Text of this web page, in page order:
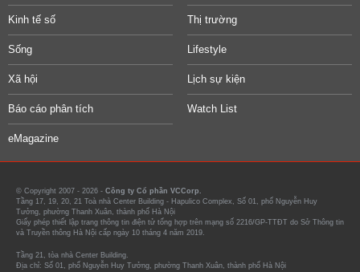
Kinh tế số Thị trường
Sống Lifestyle
Xã hội Lịch sự kiện
Báo cáo phân tích Watch List
eMagazine
© Copyright 2007 - 2026 - Công ty Cổ phần VCCorp.
Tầng 17, 19, 20, 21 Toà nhà Center Building - Hapulico Complex, Số 01, phố Nguyễn Huy
Tưởng, phường Thanh Xuân, thành phố Hà Nội
Giấy phép thiết lập trang thông tin điện tử tổng hợp trên mạng số 2216/GP-TTĐT do Sở Thông tin
và Truyền thông Hà Nội cấp ngày 10 tháng 4 năm 2019.
Tầng 21, tòa nhà Center Building.
Địa chỉ: Số 01, phố Nguyễn Huy Tưởng, phường Thanh Xuân, thành phố Hà Nội